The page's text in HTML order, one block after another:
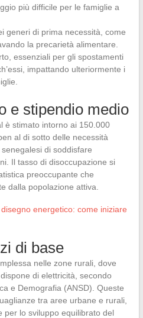
più difficile per le famiglie a
generi di prima necessità, come
la precarietà alimentare.
essenziali per gli spostamenti
impattando ulteriormente i
e stipendio medio
è stimato intorno ai 150.000
al di sotto delle necessità
di soddisfare
Il tasso di disoccupazione si
preoccupante che
dalla popolazione attiva.
energetico: come iniziare
di base
nelle zone rurali, dove
di elettricità, secondo
e Demografia (ANSD). Queste
tra aree urbane e rurali,
per lo sviluppo equilibrato del